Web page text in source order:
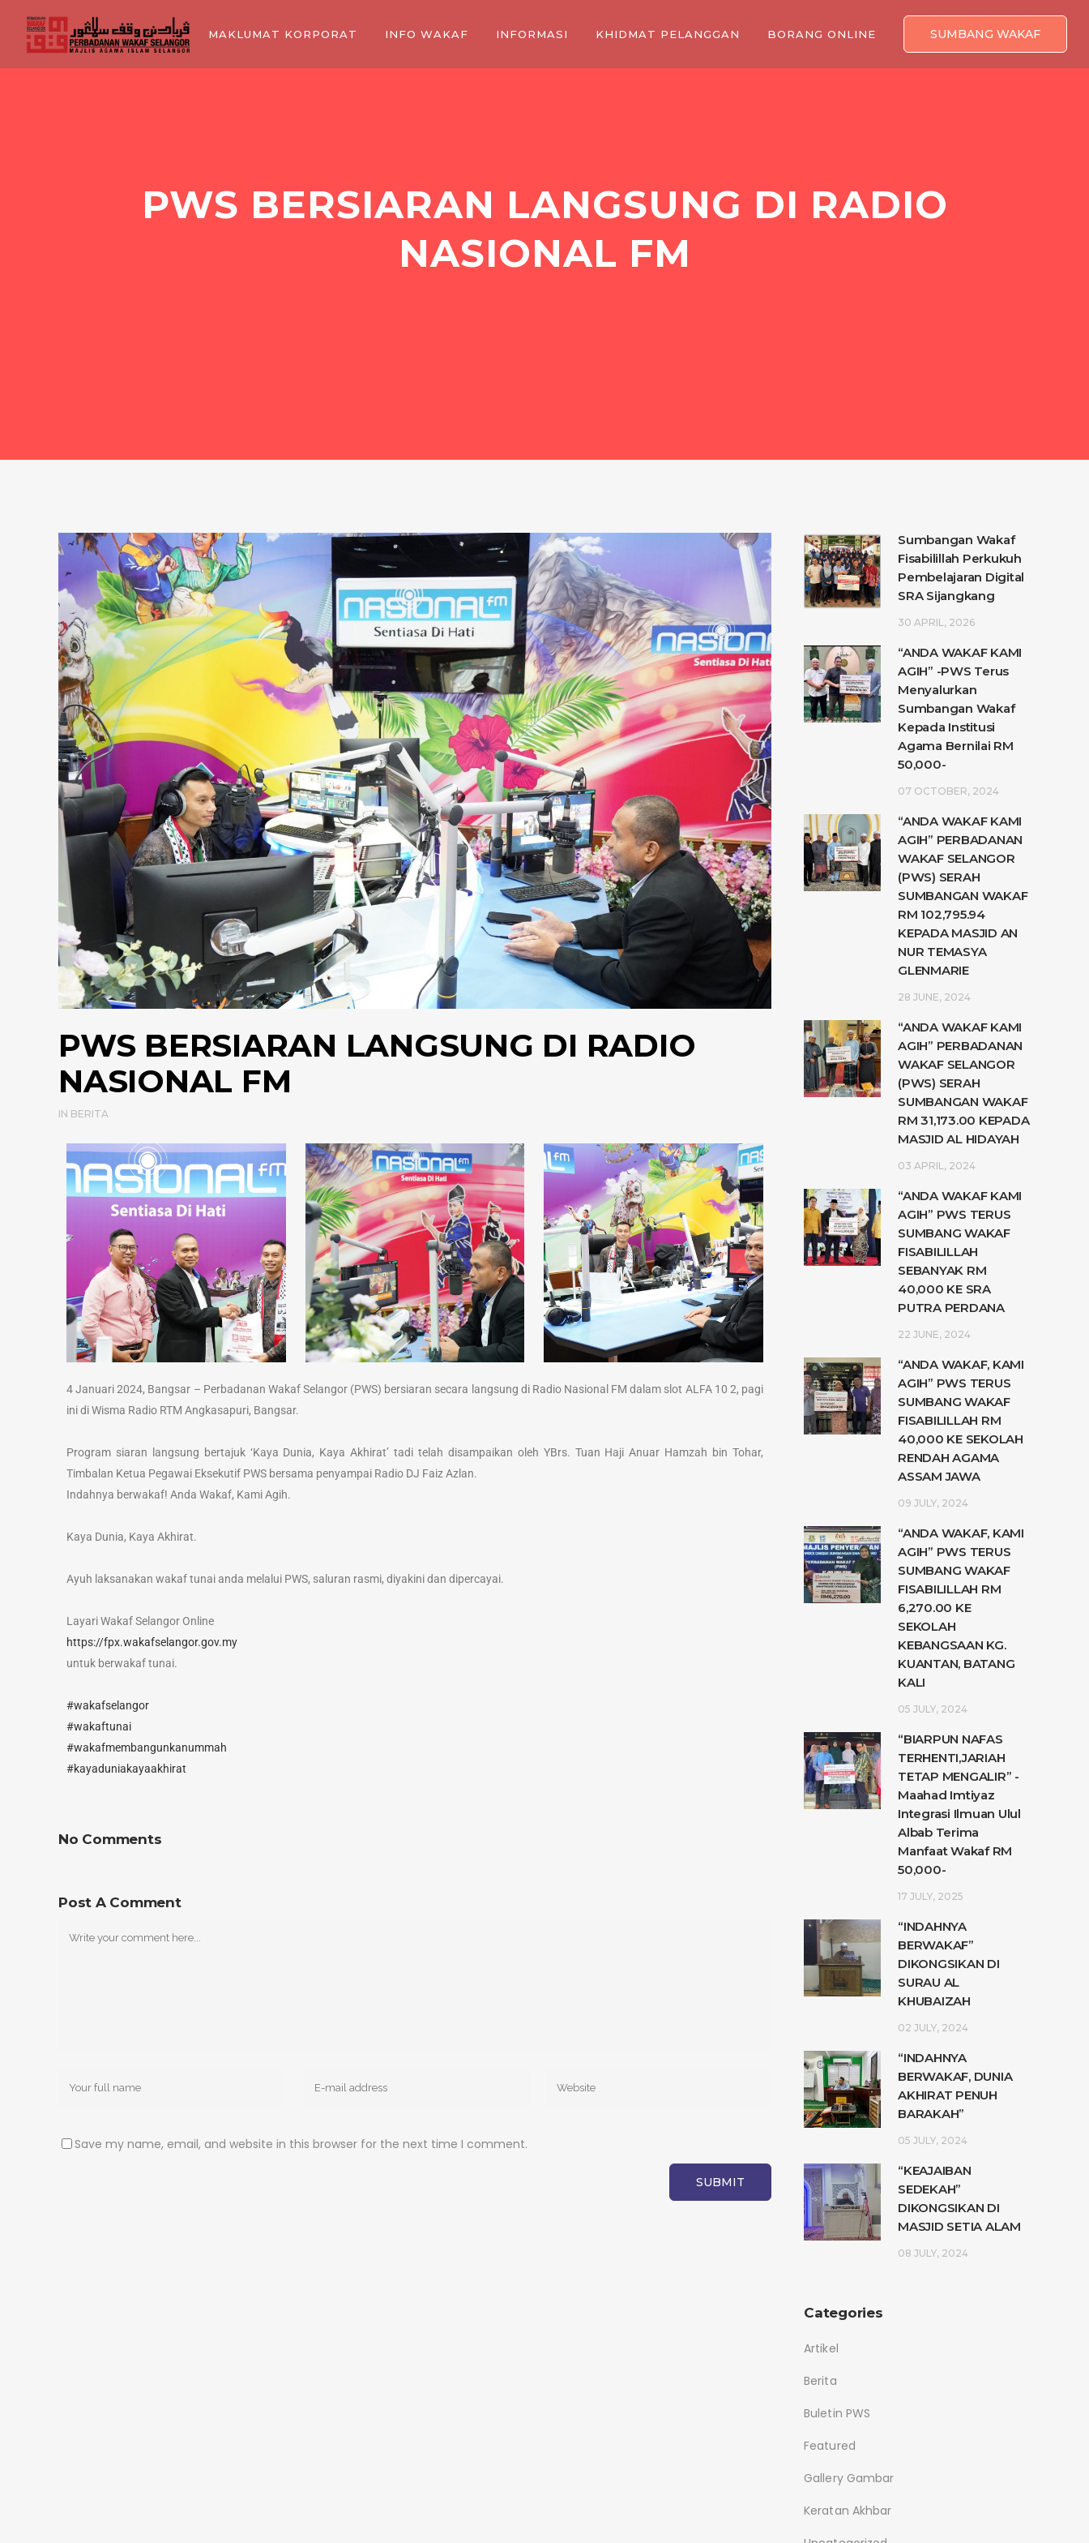
SUMBANG WAKAF
MAKLUMAT KORPORAT INFO WAKAF INFORMASI KHIDMAT PELANGGAN BORANG ONLINE
PWS BERSIARAN LANGSUNG DI RADIO
NASIONAL FM
PWS BERSIARAN LANGSUNG DI RADIO
NASIONAL FM
IN BERITA
4 Januari 2024, Bangsar – Perbadanan Wakaf Selangor (PWS) bersiaran secara langsung di Radio Nasional FM dalam slot ALFA 10 2, pagi
ini di Wisma Radio RTM Angkasapuri, Bangsar.
Program siaran langsung bertajuk ‘Kaya Dunia, Kaya Akhirat’ tadi telah disampaikan oleh YBrs. Tuan Haji Anuar Hamzah bin Tohar,
Timbalan Ketua Pegawai Eksekutif PWS bersama penyampai Radio DJ Faiz Azlan.
Indahnya berwakaf! Anda Wakaf, Kami Agih.
Kaya Dunia, Kaya Akhirat.
Ayuh laksanakan wakaf tunai anda melalui PWS, saluran rasmi, diyakini dan dipercayai.
Layari Wakaf Selangor Online
https://fpx.wakafselangor.gov.my
untuk berwakaf tunai.
#wakafselangor
#wakaftunai
#wakafmembangunkanummah
#kayaduniakayaakhirat
No Comments
Post A Comment
Save my name, email, and website in this browser for the next time I comment.
Sumbangan Wakaf
Fisabilillah Perkukuh
Pembelajaran Digital
SRA Sijangkang
30 APRIL, 2026
“ANDA WAKAF KAMI
AGIH” -PWS Terus
Menyalurkan
Sumbangan Wakaf
Kepada Institusi
Agama Bernilai RM
50,000-
07 OCTOBER, 2024
“ANDA WAKAF KAMI
AGIH” PERBADANAN
WAKAF SELANGOR
(PWS) SERAH
SUMBANGAN WAKAF
RM 102,795.94
KEPADA MASJID AN
NUR TEMASYA
GLENMARIE
28 JUNE, 2024
“ANDA WAKAF KAMI
AGIH” PERBADANAN
WAKAF SELANGOR
(PWS) SERAH
SUMBANGAN WAKAF
RM 31,173.00 KEPADA
MASJID AL HIDAYAH
03 APRIL, 2024
“ANDA WAKAF KAMI
AGIH” PWS TERUS
SUMBANG WAKAF
FISABILILLAH
SEBANYAK RM
40,000 KE SRA
PUTRA PERDANA
22 JUNE, 2024
“ANDA WAKAF, KAMI
AGIH” PWS TERUS
SUMBANG WAKAF
FISABILILLAH RM
40,000 KE SEKOLAH
RENDAH AGAMA
ASSAM JAWA
09 JULY, 2024
“ANDA WAKAF, KAMI
AGIH” PWS TERUS
SUMBANG WAKAF
FISABILILLAH RM
6,270.00 KE
SEKOLAH
KEBANGSAAN KG.
KUANTAN, BATANG
KALI
05 JULY, 2024
“BIARPUN NAFAS
TERHENTI,JARIAH
TETAP MENGALIR” -
Maahad Imtiyaz
Integrasi Ilmuan Ulul
Albab Terima
Manfaat Wakaf RM
50,000-
17 JULY, 2025
“INDAHNYA
BERWAKAF”
DIKONGSIKAN DI
SURAU AL
KHUBAIZAH
02 JULY, 2024
“INDAHNYA
BERWAKAF, DUNIA
AKHIRAT PENUH
BARAKAH”
05 JULY, 2024
“KEAJAIBAN
SEDEKAH”
DIKONGSIKAN DI
MASJID SETIA ALAM
08 JULY, 2024
Categories
Artikel
Berita
Buletin PWS
Featured
Gallery Gambar
Keratan Akhbar